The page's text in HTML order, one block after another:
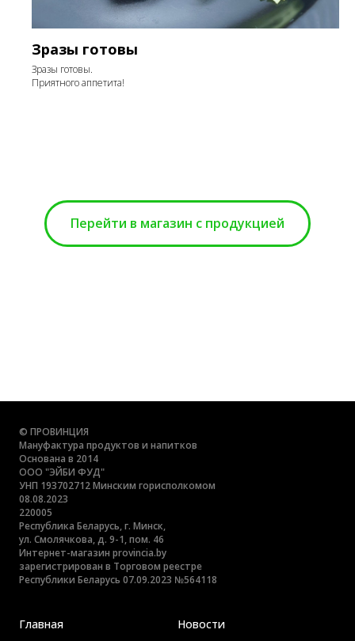
Зразы готовы
Зразы готовы.
Приятного аппетита!
Перейти в магазин с продукцией
© ПРОВИНЦИЯ
Мануфактура продуктов и напитков
Основана в 2014
ООО "ЭЙБИ ФУД"
УНП 193702712 Минским горисполкомом
08.08.2023
220005
Республика Беларусь, г. Минск,
ул. Смолячкова, д. 9-1, пом. 46
Интернет-магазин provincia.by
зарегистрирован в Торговом реестре
Республики Беларусь 07.09.2023 №564118
Главная Новости